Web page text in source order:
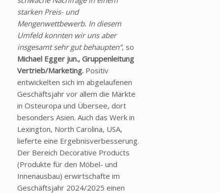
starken Preis- und
Mengenwettbewerb. In diesem
Umfeld konnten wir uns aber
insgesamt sehr gut behaupten“, so
Michael Egger jun., Gruppenleitung
Vertrieb/Marketing. Positiv
entwickelten sich im abgelaufenen
Geschäftsjahr vor allem die Märkte
in Osteuropa und Übersee, dort
besonders Asien. Auch das Werk in
Lexington, North Carolina, USA,
lieferte eine Ergebnisverbesserung.
Der Bereich Decorative Products
(Produkte für den Möbel- und
Innenausbau) erwirtschafte im
Geschäftsjahr 2024/2025 einen